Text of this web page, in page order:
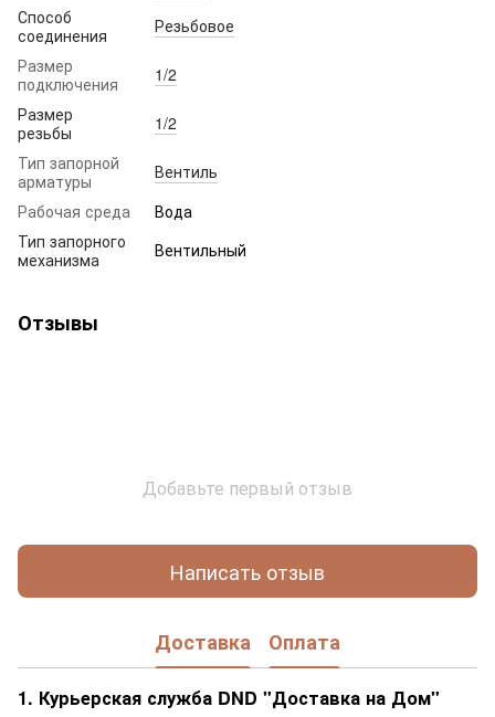
Способ
соединения
Резьбовое
Размер
подключения
1/2
Размер
резьбы
1/2
Тип запорной
арматуры
Вентиль
Рабочая среда
Вода
Тип запорного
механизма
Вентильный
Отзывы
Добавьте первый отзыв
Написать отзыв
Доставка Оплата
1. Курьерская служба DND "Доставка на Дом"